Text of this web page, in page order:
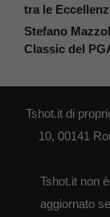
tra le
Stefano
Classic del
Tshot.it di
10, 00141
Tshot.it non
aggiornato